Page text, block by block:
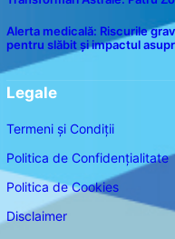
Alerta medicală: Riscurile
pentru slăbit și impactul
Legale
Termeni și Condiții
Politica de Confidențialitate
Politica de Cookies
Disclaimer